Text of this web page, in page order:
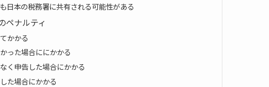
日本の税務署に共有される可能性がある
ペナルティ
かかる
った場合ににかかる
く申告した場合にかかる
た場合にかかる